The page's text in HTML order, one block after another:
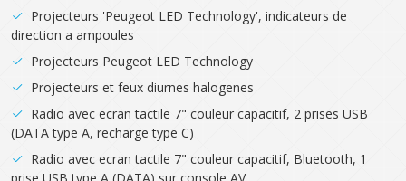
Projecteurs 'Peugeot LED Technology', indicateurs de
direction a ampoules
Projecteurs Peugeot LED Technology
Projecteurs et feux diurnes halogenes
Radio avec ecran tactile 7" couleur capacitif, 2 prises USB
(DATA type A, recharge type C)
Radio avec ecran tactile 7" couleur capacitif, Bluetooth, 1